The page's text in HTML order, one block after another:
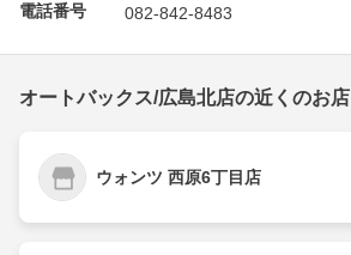
電話番号 082-842-8483
オートバックス/広島北店の近くのお店
ウォンツ 西原6丁目店